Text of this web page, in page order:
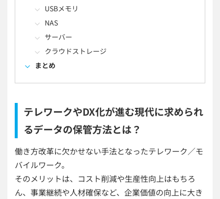
USBメモリ
NAS
サーバー
クラウドストレージ
まとめ
テレワークやDX化が進む現代に求められ
るデータの保管方法とは？
働き方改革に欠かせない手法となったテレワーク／モ
バイルワーク。
そのメリットは、コスト削減や生産性向上はもちろ
ん、事業継続や人材確保など、企業価値の向上に大き